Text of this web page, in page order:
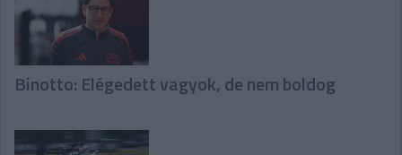
Binotto: Elégedett vagyok, de nem boldog